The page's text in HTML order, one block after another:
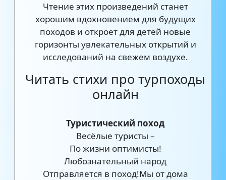
Чтение этих произведений станет
хорошим вдохновением для будущих
походов и откроет для детей новые
горизонты увлекательных открытий и
исследований на свежем воздухе.
Читать стихи про турпоходы
онлайн
Туристический поход
Весёлые туристы –
По жизни оптимисты!
Любознательный народ
Отправляется в поход!Мы от дома